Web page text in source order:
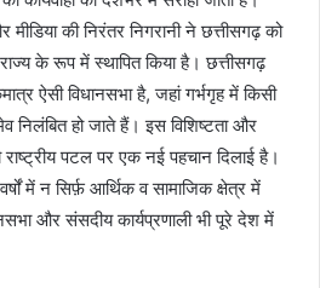
मीडिया की निरंतर निगरानी ने छत्तीसगढ़ को
के रूप में स्थापित किया है। छत्तीसगढ़
ऐसी विधानसभा है, जहां गर्भगृह में किसी
निलंबित हो जाते हैं। इस विशिष्टता और
पटल पर एक नई पहचान दिलाई है।
में न सिर्फ़ आर्थिक व सामाजिक क्षेत्र में
और संसदीय कार्यप्रणाली भी पूरे देश में